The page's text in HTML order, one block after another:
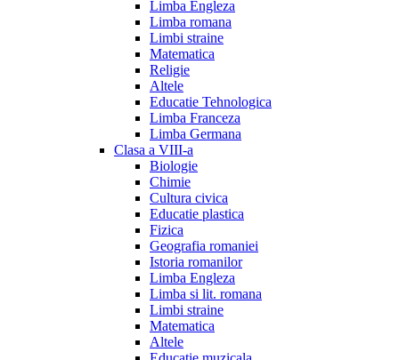
Limba Engleza
Limba romana
Limbi straine
Matematica
Religie
Altele
Educatie Tehnologica
Limba Franceza
Limba Germana
Clasa a VIII-a
Biologie
Chimie
Cultura civica
Educatie plastica
Fizica
Geografia romaniei
Istoria romanilor
Limba Engleza
Limba si lit. romana
Limbi straine
Matematica
Altele